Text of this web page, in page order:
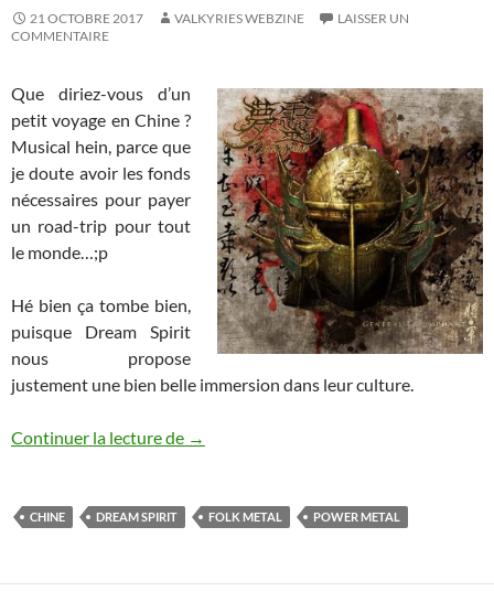
21 OCTOBRE 2017 VALKYRIES WEBZINE
LAISSER UN
COMMENTAIRE
Que diriez-vous d’un
petit voyage en Chine ?
Musical hein, parce que
je doute avoir les fonds
nécessaires pour payer
un road-trip pour tout
le monde…;p
Hé bien ça tombe bien,
puisque Dream Spirit
nous propose
justement une bien belle immersion dans leur culture.
Continuer la lecture de Dream Spirit – General Triumphant
→
CHINE DREAM SPIRIT FOLK METAL POWER METAL